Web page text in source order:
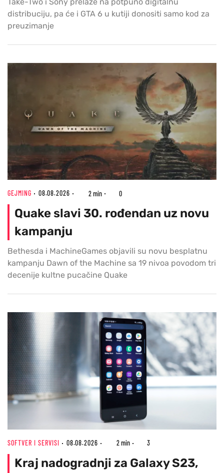
distribuciju, pa će i GTA 6 u kutiji donositi samo kod za
preuzimanje
GEJMING 08.08.2026 2 min 0
Quake slavi 30. rođendan uz novu
kampanju
Bethesda i MachineGames objavili su novu besplatnu
kampanju Dawn of the Machine sa 19 nivoa povodom tri
decenije kultne pucačine Quake
SOFTVER I SERVISI 08.08.2026 2 min 3
Kraj nadogradnji za Galaxy S23,